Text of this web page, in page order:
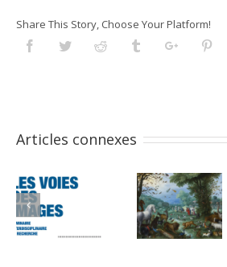
Share This Story, Choose Your Platform!
FacebookTwitterReddit Tumblr
Articles connexes